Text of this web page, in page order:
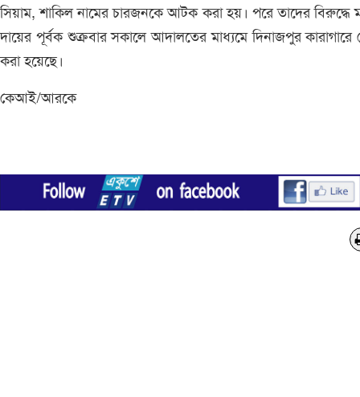
সিয়াম, শাকিল নামের চারজনকে আটক করা হয়। পরে তাদের বিরুদ্ধে
দায়ের পূর্বক শুক্রবার সকালে আদালতের মাধ্যমে দিনাজপুর কারাগারে
করা হয়েছে।
কেআই/আরকে